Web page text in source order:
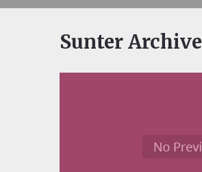
Sunter Archive